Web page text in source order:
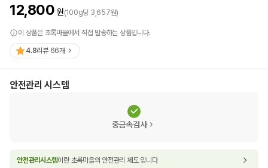
12,800 원(100g당 3,657원)
이 상품은 초록마을에서 직접 발송하는 상품입니다.
4.8리뷰 66개
안전관리 시스템
중금속검사
안전관리시스템이란 초록마을의 안전관리 제도 입니다